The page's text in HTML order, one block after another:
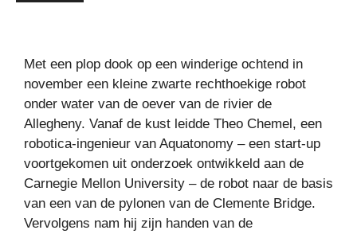
Met een plop dook op een winderige ochtend in
november een kleine zwarte rechthoekige robot
onder water van de oever van de rivier de
Allegheny. Vanaf de kust leidde Theo Chemel, een
robotica-ingenieur van Aquatonomy – een start-up
voortgekomen uit onderzoek ontwikkeld aan de
Carnegie Mellon University – de robot naar de basis
van een van de pylonen van de Clemente Bridge.
Vervolgens nam hij zijn handen van de